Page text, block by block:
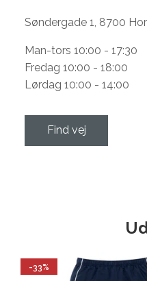
Søndergade 1, 8700
Man-tors 10:00 - 17:30
Fredag 10:00 - 18:00
Lørdag 10:00 - 14:00
Find vej
-33%